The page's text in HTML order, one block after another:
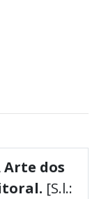
Arte dos
[S.l.: